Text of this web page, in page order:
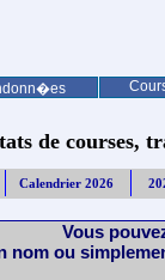
de courses,
Calendrier 2026
Vous
nom ou